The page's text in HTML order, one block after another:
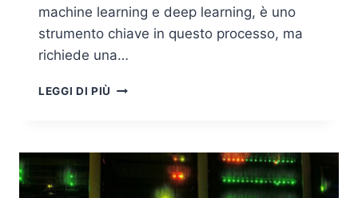
machine learning e deep learning, è uno
strumento chiave in questo processo, ma
richiede una…
LEGGI DI PIÙ ETICA
ARTIFICIALE